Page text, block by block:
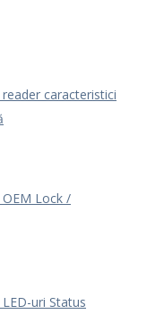
caracteristici
Lock /
uri Status